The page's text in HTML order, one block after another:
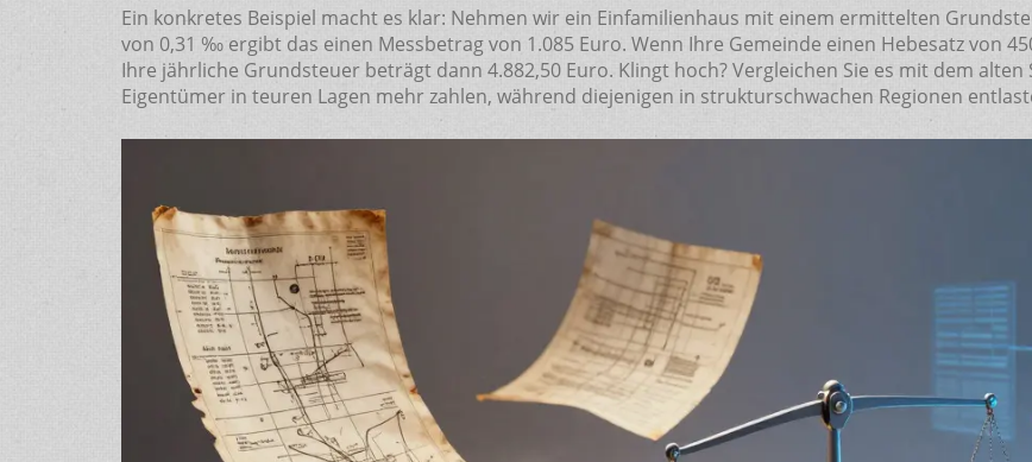
Ein konkretes Beispiel macht es klar: Nehmen wir ein Einfamilienhaus mit einem ermittelten
von 0,31 ‰ ergibt das einen Messbetrag von 1.085 Euro. Wenn Ihre Gemeinde einen Hebesatz von
Ihre jährliche Grundsteuer beträgt dann 4.882,50 Euro. Klingt hoch? Vergleichen Sie es mit dem
Eigentümer in teuren Lagen mehr zahlen, während diejenigen in strukturschwachen Regionen